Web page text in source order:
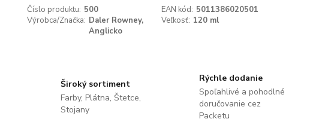
Číslo produktu: 500 EAN kód: 5011386020501
Výrobca/Značka: Daler Rowney,
Anglicko
Veľkosť: 120 ml
Široký sortiment
Farby, Plátna, Štetce,
Stojany
Rýchle dodanie
Spoľahlivé a pohodlné
doručovanie cez
Packetu